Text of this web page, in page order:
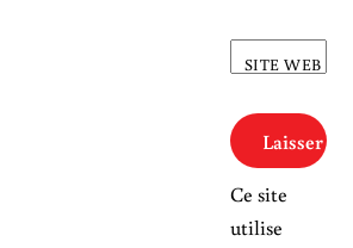
SITE WEB
Ce site
utilise